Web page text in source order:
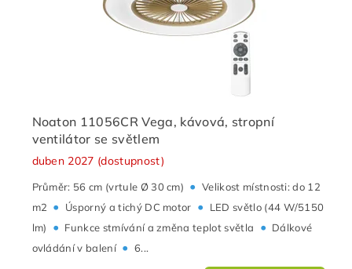
Noaton 11056CR Vega, kávová, stropní
ventilátor se světlem
duben 2027 (dostupnost)
Průměr: 56 cm (vrtule Ø 30 cm) • Velikost místnosti: do 12
m2 • Úsporný a tichý DC motor •
LED světlo (44 W/5150
lm)
• Funkce stmívání a změna teplot světla • Dálkové
ovládání v balení • 6...